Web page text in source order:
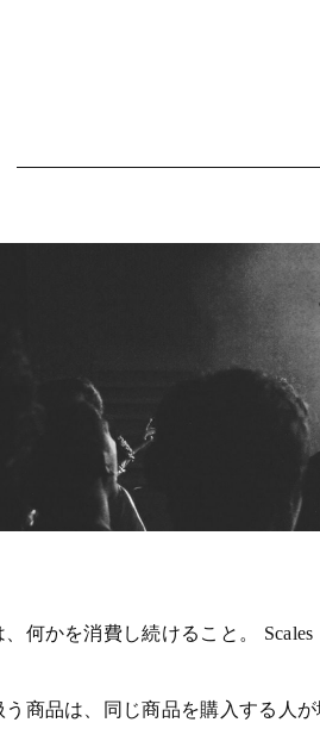
何かを消費し続けること。
う商品は、同じ商品を購入する人